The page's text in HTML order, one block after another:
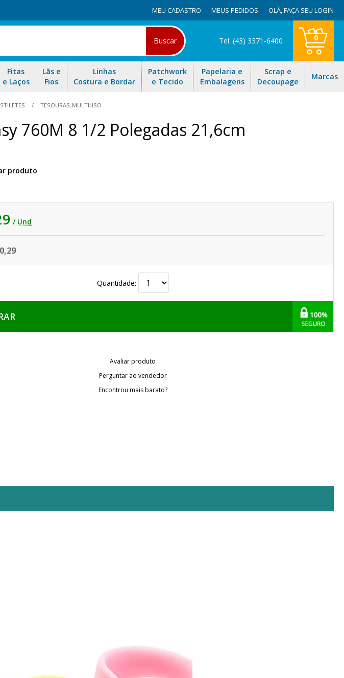
MEU CADASTRO MEUS PEDIDOS OLÁ,FAÇA SEU LOGIN
Buscar Tel: (43) 3371-6400 0
Fitas
e Laços
Lãs e
Fios
Linhas
Costura e Bordar
Patchwork
e Tecido
Papelaria e
Embalagens
Scrap e
Decoupage
Marcas
TESOURAS-MULTIUSO
760M 8 1/2 Polegadas 21,6cm
produto
/ Und
Quantidade:
Avaliar produto
Perguntar ao vendedor
Encontrou mais barato?